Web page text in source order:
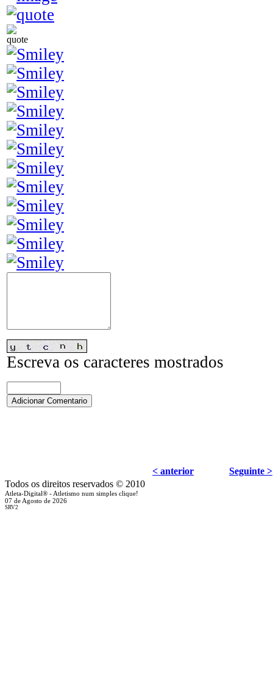
Escreva os caracteres mostrados
Adicionar Comentario
< anterior
Seguinte >
Todos os direitos reservados © 2010
Atleta-Digital® - Atletismo num simples clique!
07 de Agosto de 2026
SRV2